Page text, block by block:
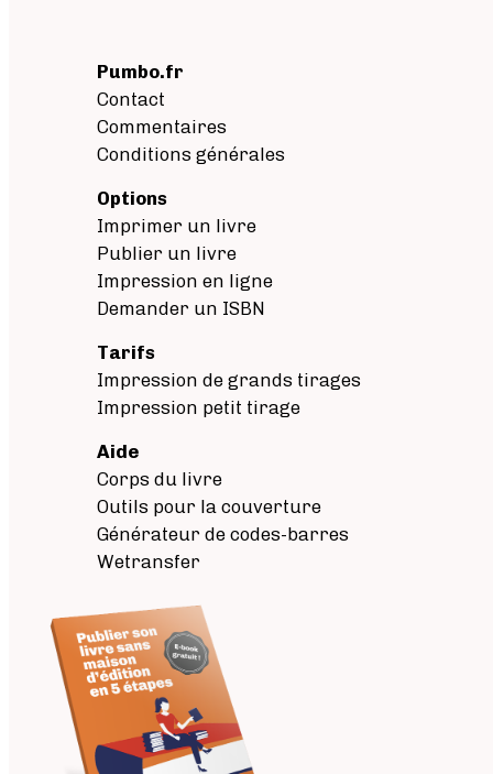
Pumbo.fr
Contact
Commentaires
Conditions générales
Options
Imprimer un livre
Publier un livre
Impression en ligne
Demander un ISBN
Tarifs
Impression de grands tirages
Impression petit tirage
Aide
Corps du livre
Outils pour la couverture
Générateur de codes-barres
Wetransfer